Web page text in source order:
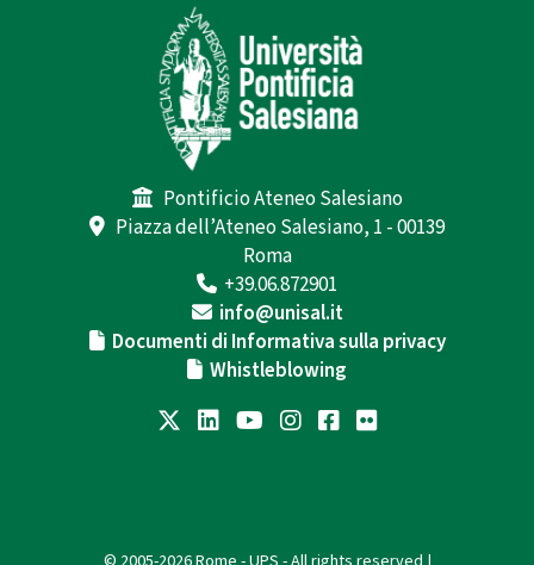
Pontificio Ateneo Salesiano
Piazza dell’Ateneo Salesiano, 1 - 00139
Roma
+39.06.872901
info@unisal.it
Documenti di Informativa sulla privacy
Whistleblowing